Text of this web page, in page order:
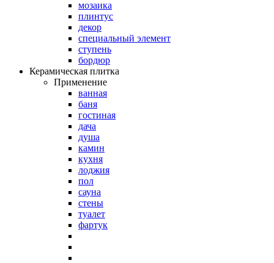
мозаика
плинтус
декор
специальный элемент
ступень
бордюр
Керамическая плитка
Применение
ванная
баня
гостиная
дача
душа
камин
кухня
лоджия
пол
сауна
стены
туалет
фартук